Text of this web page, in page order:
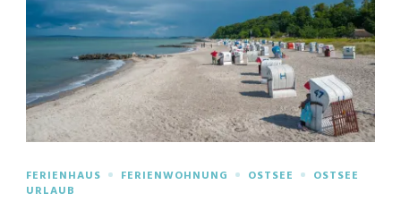
FERIENHAUS FERIENWOHNUNG OSTSEE
OSTSEE
URLAUB